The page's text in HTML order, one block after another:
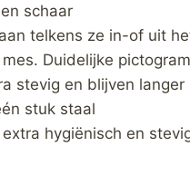
schaar
telkens ze in-of uit
Duidelijke
stevig en blijven langer
stuk staal
hygiënisch en